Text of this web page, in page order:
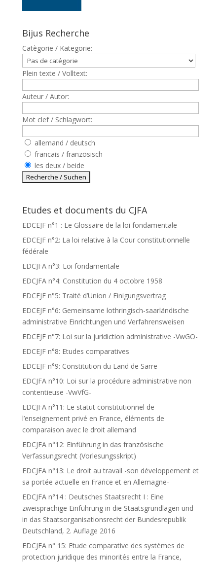
Bijus Recherche
Catègorie / Kategorie:
Plein texte / Volltext:
Auteur / Autor:
Mot clef / Schlagwort:
allemand / deutsch
francais / französisch
les deux / beide
Etudes et documents du CJFA
EDCEJF n°1 : Le Glossaire de la loi fondamentale
EDCEJF n°2: La loi relative à la Cour constitutionnelle
fédérale
EDCJFA n°3: Loi fondamentale
EDCJFA n°4: Constitution du 4 octobre 1958
EDCEJF n°5: Traité d’Union / Einigungsvertrag
EDCEJF n°6: Gemeinsame lothringisch-saarländische
administrative Einrichtungen und Verfahrensweisen
EDCEJF n°7: Loi sur la juridiction administrative -VwGO-
EDCEJF n°8: Etudes comparatives
EDCEJF n°9: Constitution du Land de Sarre
EDCJFA n°10: Loi sur la procédure administrative non
contentieuse -VwVfG-
EDCJFA n°11: Le statut constitutionnel de
l’enseignement privé en France, éléments de
comparaison avec le droit allemand
EDCJFA n°12: Einführung in das französische
Verfassungsrecht (Vorlesungsskript)
EDCJFA n°13: Le droit au travail -son développement et
sa portée actuelle en France et en Allemagne-
EDCJFA n°14 : Deutsches Staatsrecht I : Eine
zweisprachige Einführung in die Staatsgrundlagen und
in das Staatsorganisationsrecht der Bundesrepublik
Deutschland, 2. Auflage 2016
EDCJFA n° 15: Etude comparative des systèmes de
protection juridique des minorités entre la France,